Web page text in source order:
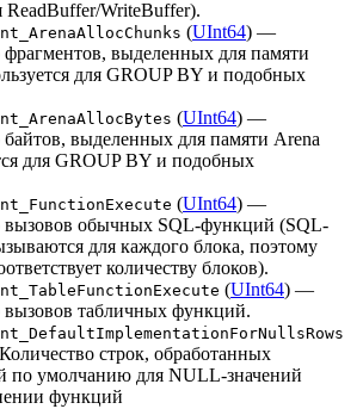
ReadBuffer/WriteBuffer).
(UInt64) —
фрагментов, выделенных для памяти
для GROUP BY и подобных
(UInt64) —
байтов, выделенных для памяти Arena
для GROUP BY и подобных
(UInt64) —
вызовов обычных SQL-функций (SQL-
для каждого блока, поэтому
количеству блоков).
(UInt64) —
вызовов табличных функций.
строк, обработанных
по умолчанию для NULL-значений
функций